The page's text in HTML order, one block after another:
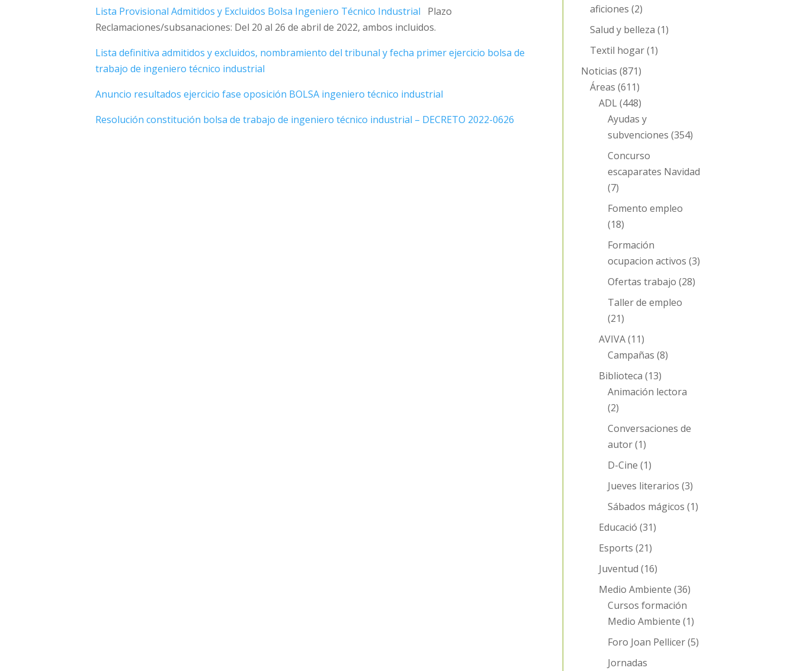
Lista Provisional Admitidos y Excluidos Bolsa Ingeniero Técnico Industrial Plazo
Reclamaciones/subsanaciones: Del 20 al 26 de abril de 2022, ambos incluidos.
Lista definitiva admitidos y excluidos, nombramiento del tribunal y fecha primer ejercicio bolsa de
trabajo de ingeniero técnico industrial
Anuncio resultados ejercicio fase oposición BOLSA ingeniero técnico industrial
Resolución constitución bolsa de trabajo de ingeniero técnico industrial – DECRETO 2022-0626
aficiones (2)
Salud y belleza (1)
Textil hogar(1)
Noticias (871)
Áreas (611)
ADL(448)
Ayudas y
subvenciones (354)
Concurso
escaparates Navidad
(7)
Fomento empleo
(18)
Formación
ocupacion activos (3)
Ofertas trabajo (28)
Taller de empleo
(21)
AVIVA(11)
Campañas (8)
Biblioteca (13)
Animación lectora
(2)
Conversaciones de
autor(1)
D-Cine (1)
Jueves literarios (3)
Sábados mágicos (1)
Educació (31)
Esports (21)
Juventud (16)
Medio Ambiente (36)
Cursos formación
Medio Ambiente (1)
Foro Joan Pellicer(5)
Jornadas